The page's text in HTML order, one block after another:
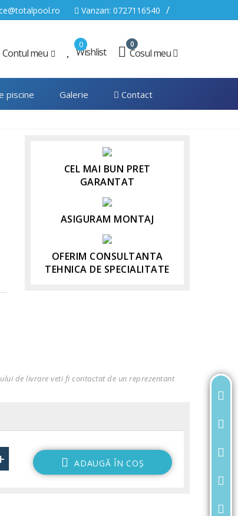
Vanzari: 0727116540 /
Contul meu
0
Wishlist
0
Cosul meu
piscine Galerie Contact
CEL MAI BUN PRET
GARANTAT
ASIGURAM MONTAJ
OFERIM CONSULTANTA
TEHNICA DE SPECIALITATE
de livrare veti fi contactat de un reprezentant
ADAUGĂ ÎN COŞ